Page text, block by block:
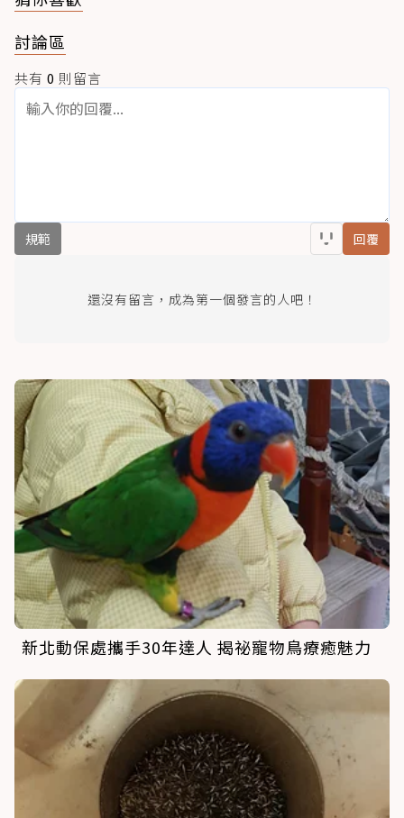
討論區
共有 0 則留言
規範 回覆
還沒有留言，成為第一個發言的人吧！
新北動保處攜手30年達人 揭祕寵物鳥療癒魅力